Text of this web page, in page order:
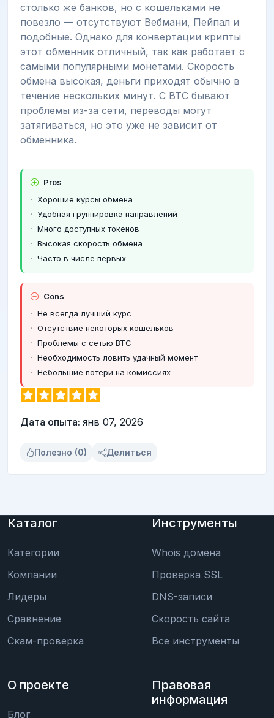
столько же банков, но с кошельками не
повезло — отсутствуют Вебмани, Пейпал и
подобные. Однако для конвертации крипты
этот обменник отличный, так как работает с
самыми популярными монетами. Скорость
обмена высокая, деньги приходят обычно в
течение нескольких минут. С ВТС бывают
проблемы из-за сети, переводы могут
затягиваться, но это уже не зависит от
обменника.
Pros
Хорошие курсы обмена
Удобная группировка направлений
Много доступных токенов
Высокая скорость обмена
Часто в числе первых
Cons
Не всегда лучший курс
Отсутствие некоторых кошельков
Проблемы с сетью ВТС
Необходимость ловить удачный момент
Небольшие потери на комиссиях
Дата опыта: янв 07, 2026
Полезно (0) Делиться
Каталог
Категории
Компании
Лидеры
Сравнение
Скам-проверка
Инструменты
Whois домена
Проверка SSL
DNS-записи
Скорость сайта
Все инструменты
О проекте
Блог
Правовая
информация